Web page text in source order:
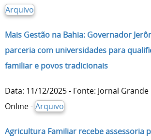
Arquivo
Mais Gestão na Bahia: Governador
parceria com universidades para
familiar e povos tradicionais
Data: 11/12/2025 - Fonte: Jornal Grande
Online - Arquivo
Agricultura Familiar recebe assessoria